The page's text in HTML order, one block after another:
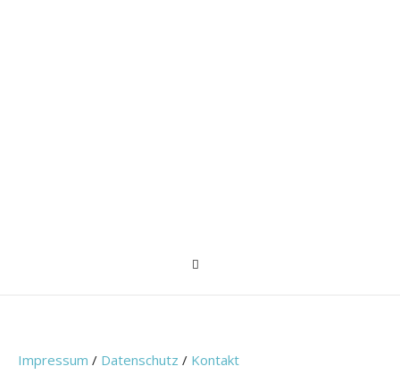
Impressum / Datenschutz / Kontakt